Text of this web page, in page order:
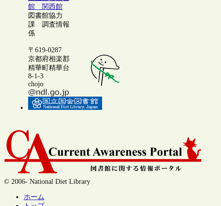
館 関西館
図書館協力
課 調査情報
係
〒619-0287
京都府相楽郡
精華町精華台
8-1-3
chojo
© 2006- National Diet Library
ホーム